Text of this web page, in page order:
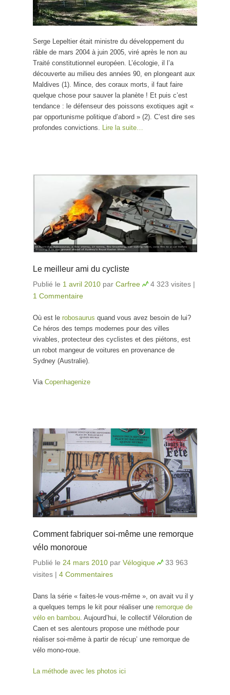
Serge Lepeltier était ministre du développement du
râble de mars 2004 à juin 2005, viré après le non au
Traité constitutionnel européen. L’écologie, il l’a
découverte au milieu des années 90, en plongeant aux
Maldives (1). Mince, des coraux morts, il faut faire
quelque chose pour sauver la planète ! Et puis c’est
tendance : le défenseur des poissons exotiques agit «
par opportunisme politique d’abord » (2). C’est dire ses
profondes convictions. Lire la suite…
Le meilleur ami du cycliste
Publié le 1 avril 2010 par Carfree 4 323 visites |
1 Commentaire
Où est le robosaurus quand vous avez besoin de lui?
Ce héros des temps modernes pour des villes
vivables, protecteur des cyclistes et des piétons, est
un robot mangeur de voitures en provenance de
Sydney (Australie).
Via Copenhagenize
Comment fabriquer soi-même une remorque
vélo monoroue
Publié le 24 mars 2010 par Vélogique
33 963
visites | 4 Commentaires
Dans la série « faites-le vous-même », on avait vu il y
a quelques temps le kit pour réaliser une remorque de
vélo en bambou . Aujourd’hui, le collectif Vélorution de
Caen et ses alentours propose une méthode pour
réaliser soi-même à partir de récup’ une remorque de
vélo mono-roue.
La méthode avec les photos ici